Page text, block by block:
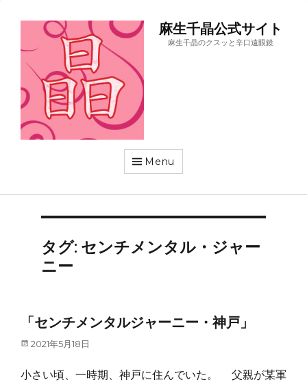
麻生千晶公式サイト
麻生千晶のクスッと辛口遠眼鏡
Menu
タグ: センチメンタル・ジャー
ニー
「センチメンタルジャーニー・神戸」
Posted
2021年5月18日
小さい頃、一時期、神戸に住んでいた。 父親が某軍